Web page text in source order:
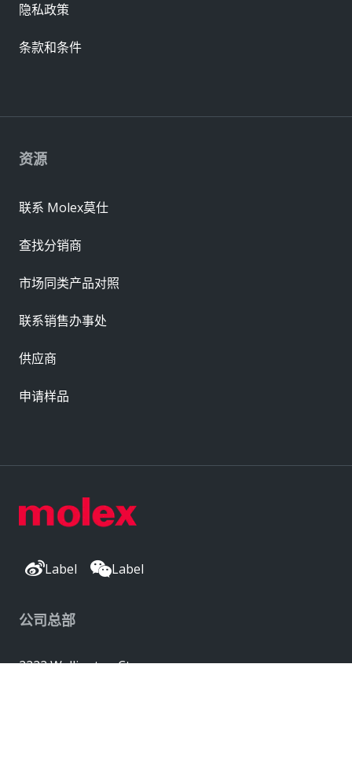
Label Label
公司总部
2222 Wellington Ct
资源
联系 Molex莫仕
查找分销商
市场同类产品对照
联系销售办事处
供应商
申请样品
隐私政策
条款和条件